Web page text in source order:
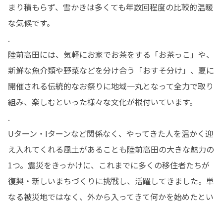
まり積もらず、雪かきは多くても年数回程度の比較的温暖
な気候です。
.
陸前高田には、気軽にお家でお茶をする「お茶っこ」や、
新鮮な魚介類や野菜などを分け合う「おすそ分け」、夏に
開催される伝統的なお祭りに地域一丸となって全力で取り
組み、楽しむといった様々な文化が根付いています。
.
Uターン・Iターンなど関係なく、やってきた人を温かく迎
え入れてくれる風土があることも陸前高田の大きな魅力の
1つ。震災をきっかけに、これまでに多くの移住者たちが
復興・新しいまちづくりに挑戦し、活躍してきました。単
なる被災地ではなく、外から入ってきて何かを始めたとい